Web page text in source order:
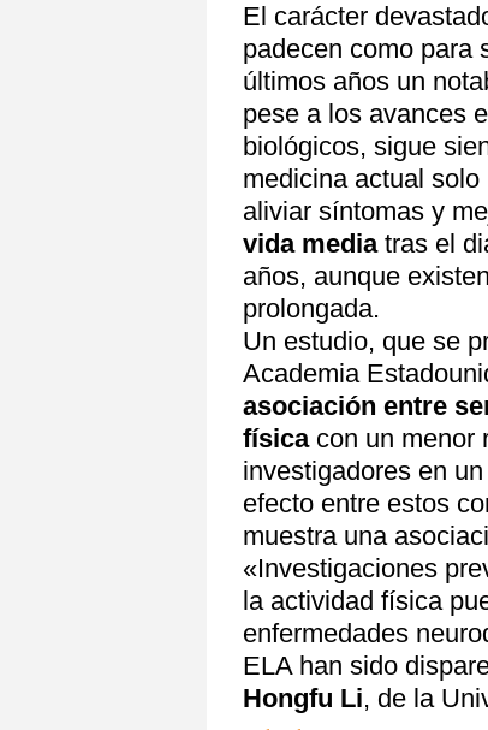
El carácter
padecen como para
últimos años un
pese a los avances
biológicos, sigue
medicina actual
aliviar síntomas y
vida mediatras el
años, aunque
prolongada.
Un estudio, que se
Academia
asociación entre
física con un menor
investigadores en
efecto entre estos
muestra una
«Investigaciones
la actividad física
enfermedades
ELA han sido
Hongfu Li, de la